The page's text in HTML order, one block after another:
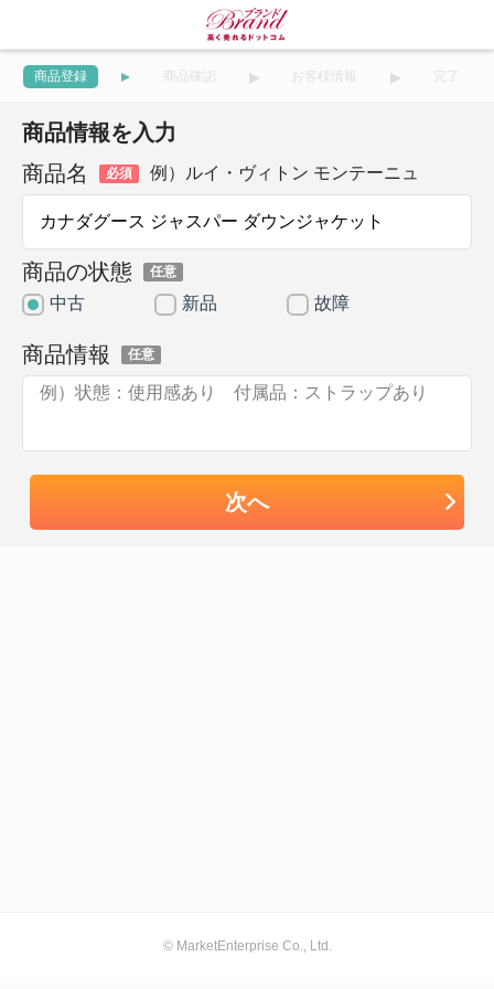
商品登録 商品確認 お客様情報 完了
商品情報を入力
商品名
必須 例）ルイ・ヴィトン モンテーニュ
商品の状態 任意
中古 新品 故障
商品情報 任意
次へ
© MarketEnterprise Co., Ltd.